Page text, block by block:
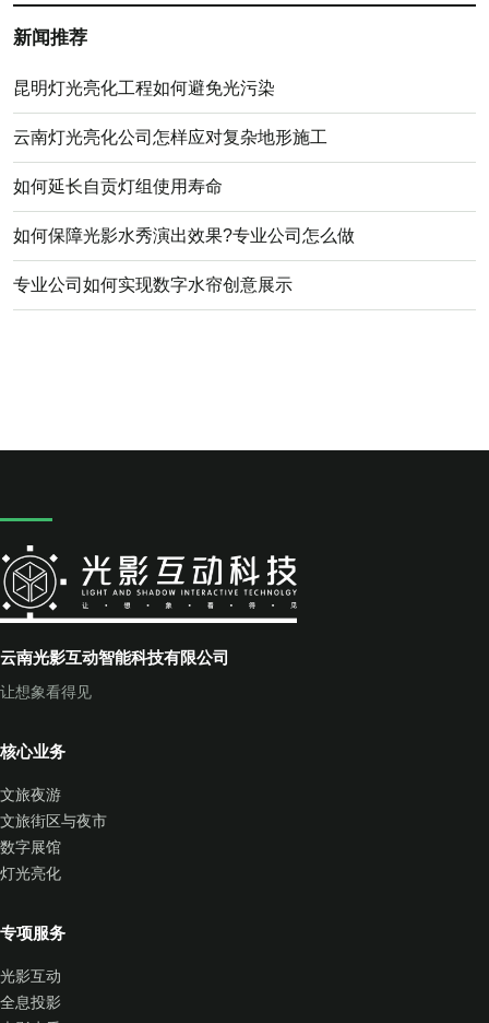
新闻推荐
昆明灯光亮化工程如何避免光污染
云南灯光亮化公司怎样应对复杂地形施工
如何延长自贡灯组使用寿命
如何保障光影水秀演出效果?专业公司怎么做
专业公司如何实现数字水帘创意展示
云南光影互动智能科技有限公司
让想象看得见
核心业务
文旅夜游
文旅街区与夜市
数字展馆
灯光亮化
专项服务
光影互动
全息投影